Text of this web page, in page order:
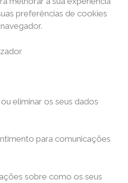
preferências de cookies
eliminar os seus dados
para comunicações
sobre como os seus